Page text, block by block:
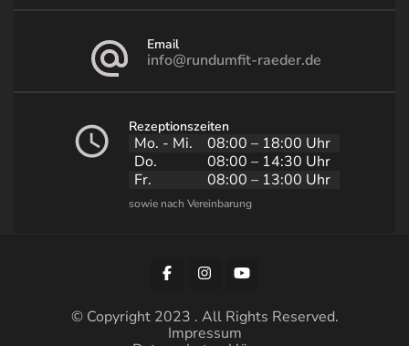
Email
info@rundumfit-raeder.de
Rezeptionszeiten
Mo. - Mi.
08:00 – 18:00 Uhr
Do.
08:00 – 14:30 Uhr
Fr.
08:00 – 13:00 Uhr
© Copyright 2023 . All Rights Reserved.
Impressum